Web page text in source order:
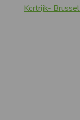
Kortrijk-